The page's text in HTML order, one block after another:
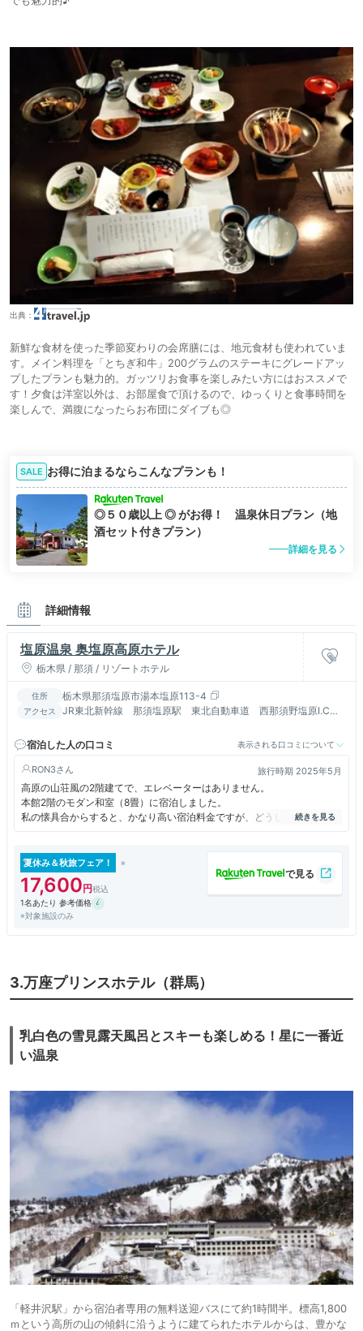
出典：
新鮮な食材を使った季節変わりの会席膳には、地元食材も使われていま
す。メイン料理を「とちぎ和牛」200グラムのステーキにグレードアッ
プしたプランも魅力的。ガッツリお食事を楽しみたい方にはおススメで
す！夕食は洋室以外は、お部屋食で頂けるので、ゆっくりと食事時間を
楽しんで、満腹になったらお布団にダイブも◎
SALE お得に泊まるならこんなプランも！
◎５０歳以上 ◎ がお得！ 温泉休日プラン（地
酒セット付きプラン）
詳細を見る
詳細情報
塩原温泉 奥塩原高原ホテル
栃木県 / 那須 / リゾートホテル
住所 栃木県那須塩原市湯本塩原113-4
アクセス
JR東北新幹線 那須塩原駅 東北自動車道 西那須野塩原I.C
宿泊した人の口コミ
表示される口コミについて
RON3 旅行時期 2025年5月
高原の山荘風の2階建てで、エレベーターはありません。
本館2階のモダン和室（8畳）に宿泊しました。
私の懐具合からすると、かなり高い宿泊料金ですが、どうしても奥塩原新
湯温泉に浸かりたくて、この宿の最安値のプランにしました。
と、貸切露天風呂を１回50分利用できるのもうれしかったです。
夕食はレストランでの会席料理で、丁寧に調理されていました。
夏休み＆秋旅フェア！
17,600
1名あたり 参考価格
※対象施設のみ
3.万座プリンスホテル（群馬）
乳白色の雪見露天風呂とスキーも楽しめる！星に一番近
い温泉
「軽井沢駅」から宿泊者専用の無料送迎バスにて約1時間半。標⾼1,800
ｍという⾼所の山の傾斜に沿うように建てられたホテルからは、豊かな